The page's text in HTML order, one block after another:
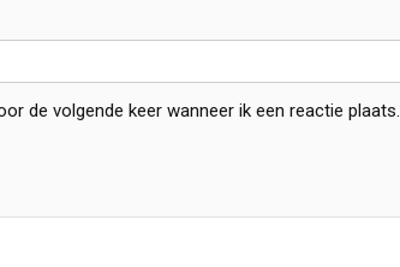
de volgende keer wanneer ik een reactie plaats.